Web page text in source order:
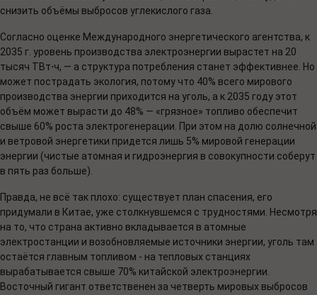
снизить объёмы выбросов углекислого газа.
Согласно оценке Международного энергетического агентства, к
2035 г. уровень производства электроэнергии вырастет на 20
тысяч ТВт⋅ч, — а структура потребления станет эффективнее. Но
может пострадать экология, потому что 40% всего мирового
производства энергии приходится на уголь, а к 2035 году этот
объём может вырасти до 48% — «грязное» топливо обеспечит
свыше 60% роста электрогенерации. При этом на долю солнечной
и ветровой энергетики придется лишь 5% мировой генерации
энергии (чистые атомная и гидроэнергия в совокупности соберут
в пять раз больше).
Правда, не всё так плохо: существует план спасения, его
придумали в Китае, уже столкнувшемся с трудностями. Несмотря
на то, что страна активно вкладывается в атомные
электростанции и возобновляемые источники энергии, уголь там
остаётся главным топливом - на тепловых станциях
вырабатывается свыше 70% китайской электроэнергии.
Восточный гигант ответственен за четверть мировых выбросов